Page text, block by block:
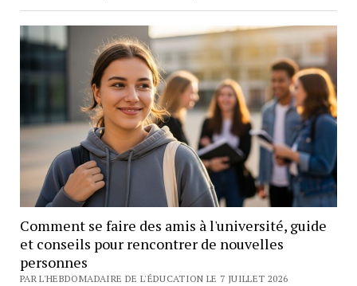
Comment se faire des amis à l'université, guide
et conseils pour rencontrer de nouvelles
personnes
PAR L'HEBDOMADAIRE DE L'ÉDUCATION LE 7 JUILLET 2026